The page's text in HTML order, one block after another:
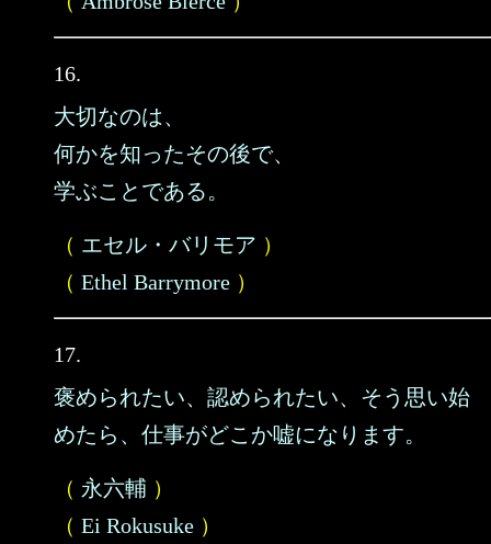
16.
大切なのは、
何かを知ったその後で、
学ぶことである。
（ エセル・バリモア ）
（ Ethel Barrymore ）
17.
褒められたい、認められたい、そう思い始
めたら、仕事がどこか嘘になります。
（ 永六輔 ）
（ Ei Rokusuke ）